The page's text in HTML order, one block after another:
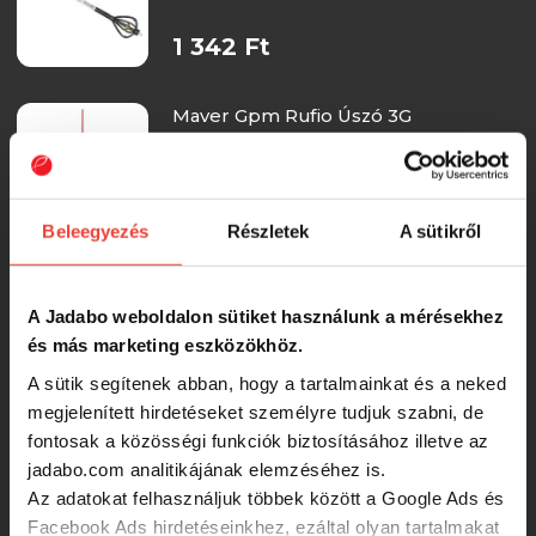
Beleegyezés Részletek A sütikről
A Jadabo weboldalon sütiket használunk a mérésekhez
és más marketing eszközökhöz.
A sütik segítenek abban, hogy a tartalmainkat és a neked
megjelenített hirdetéseket személyre tudjuk szabni, de
fontosak a közösségi funkciók biztosításához illetve az
jadabo.com analitikájának elemzéséhez is.
Az adatokat felhasználjuk többek között a Google Ads és
Facebook Ads hirdetéseinkhez, ezáltal olyan tartalmakat
1 342 Ft
Maver Gpm Rufio Úszó 3G
1 313 Ft
Sensas Előkötött úszó Tina 1,50g 14/14